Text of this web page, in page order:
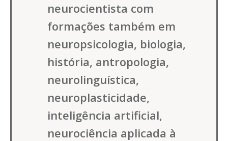
neurocientista com
formações também em
neuropsicologia, biologia,
história, antropologia,
neurolinguística,
neuroplasticidade,
inteligência artificial,
neurociência aplicada à